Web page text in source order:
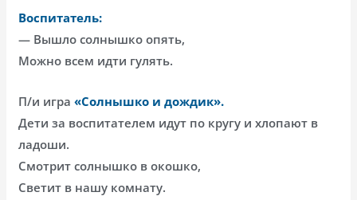
Воспитатель:
— Вышло солнышко опять,
Можно всем идти гулять.
П/и игра«Солнышко и дождик».
Дети за воспитателем идут по кругу и хлопают в
ладоши.
Смотрит солнышко в окошко,
Светит в нашу комнату.